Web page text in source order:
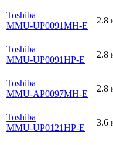
Toshiba
MMU-UP0091MH-E
2.8
Toshiba
MMU-UP0091HP-E
2.8
Toshiba
MMU-AP0097MH-E
2.8
Toshiba
MMU-UP0121HP-E
3.6